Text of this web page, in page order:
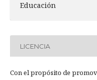
Educación
LICENCIA
Con el propósito de